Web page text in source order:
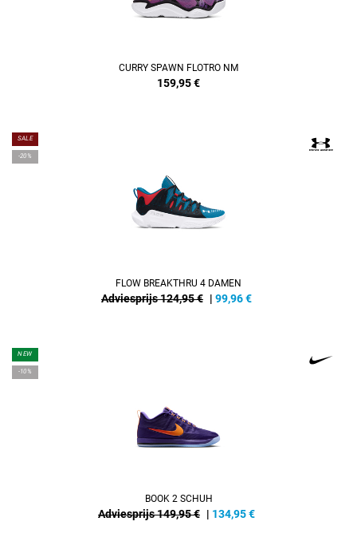
CURRY SPAWN FLOTRO NM
159,95€
SALE
-20%
FLOW BREAKTHRU 4 DAMEN
Adviesprijs 124,95 € | 99,96€
NEW
-10%
BOOK 2 SCHUH
Adviesprijs 149,95 € | 134,95€